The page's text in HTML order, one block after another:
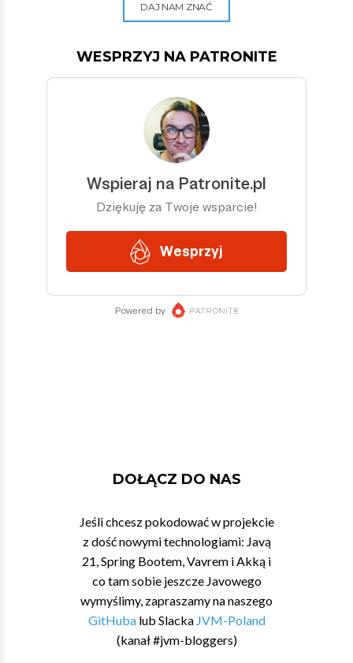
DAJ NAM ZNAĆ
WESPRZYJ NA PATRONITE
DOŁĄCZ DO NAS
Jeśli chcesz pokodować w projekcie
z dość nowymi technologiami: Javą
21, Spring Bootem, Vavrem i Akką i
co tam sobie jeszcze Javowego
wymyślimy, zapraszamy na naszego
GitHubalub Slacka JVM-Poland
(kanał #jvm-bloggers)